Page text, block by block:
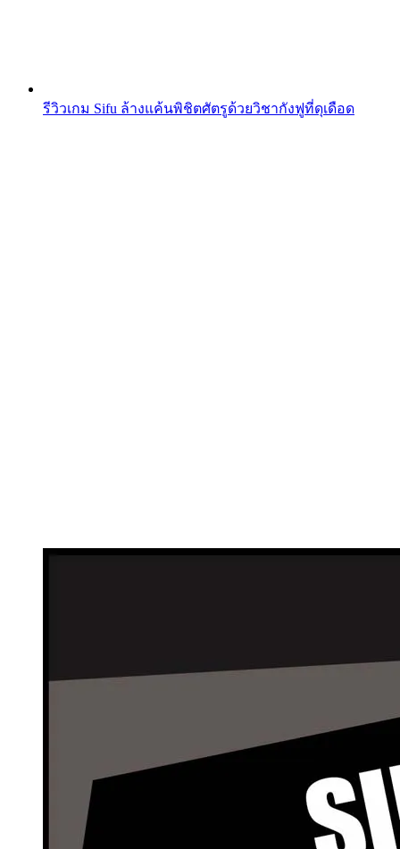
รีวิวเกม Sifu ล้างแค้นพิชิตศัตรูด้วยวิชากังฟูที่ดุเดือด